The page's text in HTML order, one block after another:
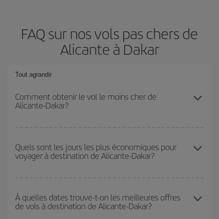
FAQ sur nos vols pas chers de
Alicante à Dakar
Tout agrandir
Comment obtenir le vol le moins cher de
Alicante-Dakar?
bénéficiez du tarif le plus bas en évitant les hautes saisons, en
achetant à l'avance et en restant flexible sur les dates et les
Quels sont les jours les plus économiques pour
voyager à destination de Alicante-Dakar?
vous suffit de lancer une recherche dans notre
moteur de
recherche de vols économiques. Dites-nous d'où vous partez,
À quelles dates trouve-t-on les meilleures offres
de vols à destination de Alicante-Dakar?